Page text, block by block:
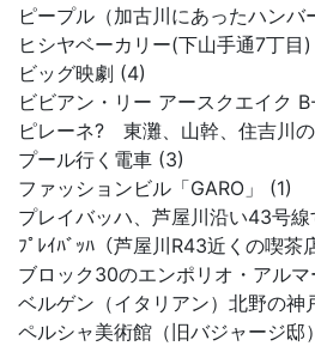
ピープル（加古川にあったハンバ
ヒシヤベーカリー(下山手通7丁目
ビッグ映劇 (4)
ビビアン・リー アースクエイク
ピレーネ? 東灘、山幹、住吉川
プール行く電車 (3)
ファッションビル「GARO」 (1)
プレイバッハ、芦屋川沿い43号線
ﾌﾟﾚｲﾊﾞｯﾊ（芦屋川R43近くの喫茶
ブロック30のエンポリオ・アル
ベルゲン（イタリアン）北野の神
ペルシャ美術館（旧バジャージ邸